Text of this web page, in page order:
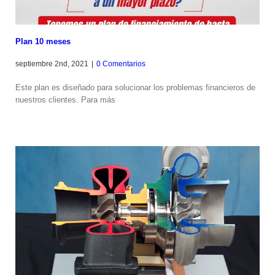
RR902
Plan 10 meses
septiembre 2nd, 2021 0 Comentarios
Este plan es diseñado para solucionar los problemas financieros de
nuestros clientes. Para más